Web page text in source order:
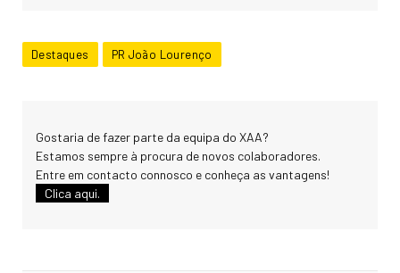
Destaques PR João Lourenço
Gostaria de fazer parte da equipa do XAA?
Estamos sempre à procura de novos colaboradores.
Entre em contacto connosco e conheça as vantagens!
Clica aqui.